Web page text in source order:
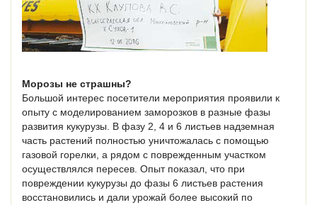
Морозы не страшны?
Большой интерес посетители мероприятия проявили к
опыту с моделированием заморозков в разные фазы
развития кукурузы. В фазу 2, 4 и 6 листьев надземная
часть растений полностью уничтожалась с помощью
газовой горелки, а рядом с поврежденным участком
осуществлялся пересев. Опыт показал, что при
повреждении кукурузы до фазы 6 листьев растения
восстановились и дали урожай более высокий по